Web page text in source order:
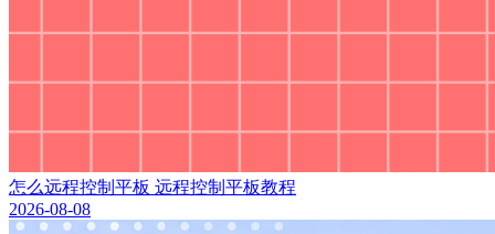
怎么远程控制平板 远程控制平板教程
2026-08-08